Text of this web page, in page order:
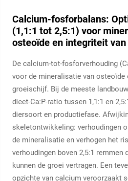
Calcium-fosforbalans:
(1,1:1 tot 2,5:1) voor
osteoïde en integriteit
De calcium-tot-fosforverhouding
voor de mineralisatie van osteoïde
groeischijf. Bij de meeste
dieet-Ca:P-ratio tussen 1,1:1 en
diersoort en productiefase.
skeletontwikkeling: verhoudingen
de mineralisatie en verhogen het
verhoudingen boven 2,5:1
kunnen de groei vertragen. Een
opzichte van calcium veroorzaakt